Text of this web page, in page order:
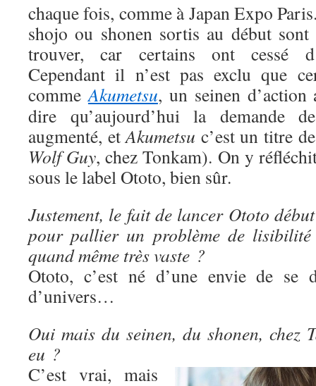
chaque fois, comme à Japan Expo
shojo ou shonen sortis au début
trouver, car certains ont cessé
Cependant il n’est pas exclu que
commeAkumetsu, un seinen
dire qu’aujourd’hui la demande
augmenté, etAkumetsu c’est un titre
Wolf Guy, chez Tonkam). On y
sous le label Ototo, bien sûr.
Justement, le fait de lancer Ototo
pour pallier un problème de
quand même très vaste ?
Ototo, c’est né d’une envie de se
d’univers…
Oui mais du seinen, du shonen,
eu ?
C’est vrai, mais